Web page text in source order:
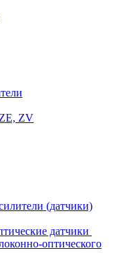
ZV
(датчики)
датчики
оптического